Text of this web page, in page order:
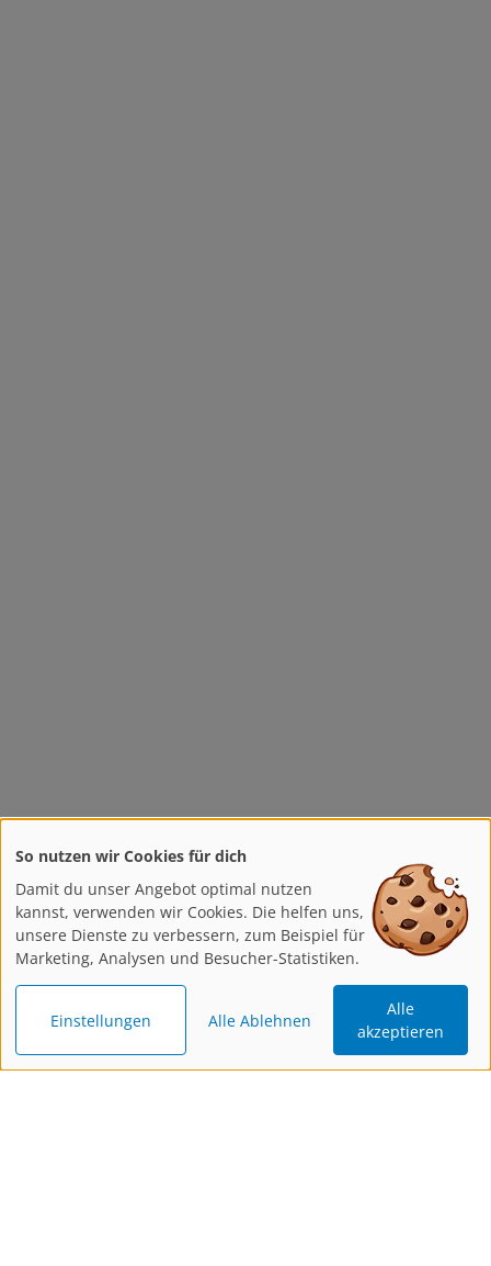
So nutzen wir Cookies für dich
Damit du unser Angebot optimal nutzen
kannst, verwenden wir Cookies. Die helfen uns,
unsere Dienste zu verbessern, zum Beispiel für
Marketing, Analysen und Besucher-Statistiken.
Einstellungen Alle Ablehnen
Alle
akzeptieren